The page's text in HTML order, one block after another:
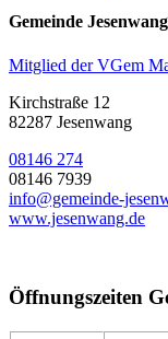
Gemeinde Jesenwang
Mitglied der VGem
Kirchstraße 12
82287 Jesenwang
08146 274
08146 7939
info@gemeinde-
www.jesenwang.de
Öffnungszeiten